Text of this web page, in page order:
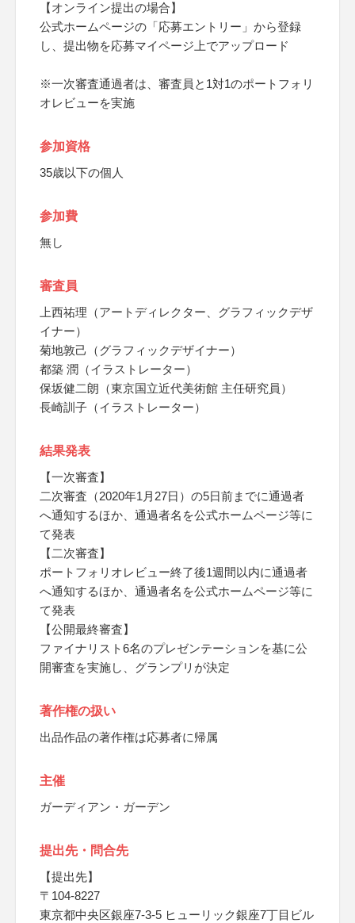
【オンライン提出の場合】
公式ホームページの「応募エントリー」から登録
し、提出物を応募マイページ上でアップロード
※一次審査通過者は、審査員と1対1のポートフォリ
オレビューを実施
参加資格
35歳以下の個人
参加費
無し
審査員
上西祐理（アートディレクター、グラフィックデザ
イナー）
菊地敦己（グラフィックデザイナー）
都築 潤（イラストレーター）
保坂健二朗（東京国立近代美術館 主任研究員）
長崎訓子（イラストレーター）
結果発表
【一次審査】
二次審査（2020年1月27日）の5日前までに通過者
へ通知するほか、通過者名を公式ホームページ等に
て発表
【二次審査】
ポートフォリオレビュー終了後1週間以内に通過者
へ通知するほか、通過者名を公式ホームページ等に
て発表
【公開最終審査】
ファイナリスト6名のプレゼンテーションを基に公
開審査を実施し、グランプリが決定
著作権の扱い
出品作品の著作権は応募者に帰属
主催
ガーディアン・ガーデン
提出先・問合先
【提出先】
〒104-8227
東京都中央区銀座7-3-5 ヒューリック銀座7丁目ビル